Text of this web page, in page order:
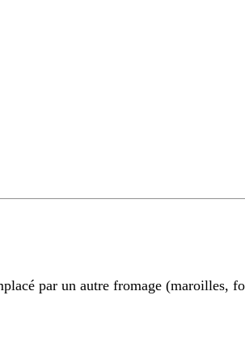
par un autre fromage (maroilles,